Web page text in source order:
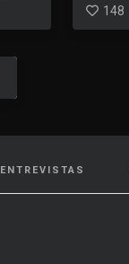
148
ENTREVISTAS